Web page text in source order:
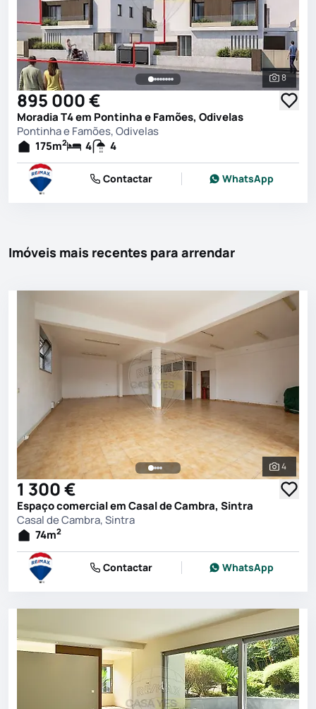
Ver
8
895 000 €
Moradia T4 em Pontinha e Famões, Odivelas
Pontinha e Famões, Odivelas
175m2 4 4
Contactar WhatsApp
Imóveis mais recentes para arrendar
Ver
4
1 300 €
Espaço comercial em Casal de Cambra, Sintra
Casal de Cambra, Sintra
74m2
Contactar WhatsApp